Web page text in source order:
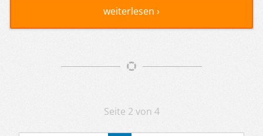
weiterlesen ›
Artikelnavigation
Seite 2 von 4